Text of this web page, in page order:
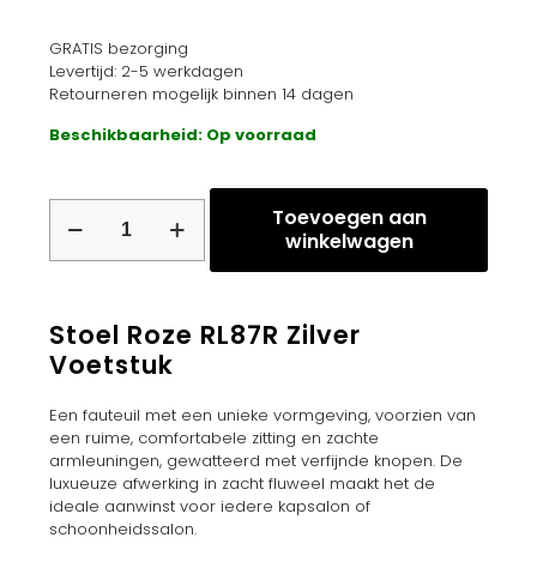
GRATIS bezorging
Levertijd: 2-5 werkdagen
Retourneren mogelijk binnen 14 dagen
Beschikbaarheid: Op voorraad
Roze
aantal
Toevoegen aan
winkelwagen
Stoel Roze RL87R Zilver
Voetstuk
Een fauteuil met een unieke vormgeving, voorzien van
een ruime, comfortabele zitting en zachte
armleuningen, gewatteerd met verfijnde knopen. De
luxueuze afwerking in zacht fluweel maakt het de
ideale aanwinst voor iedere kapsalon of
schoonheidssalon.